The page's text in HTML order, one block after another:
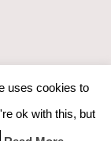
uses cookies to
ok with this, but